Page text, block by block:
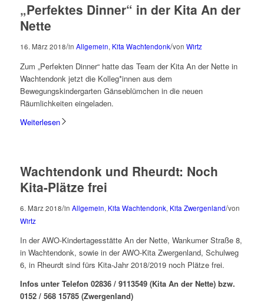
„Perfektes Dinner“ in der Kita An der
Nette
16. März 2018/in Allgemein, Kita Wachtendonk/von Wirtz
Zum „Perfekten Dinner“ hatte das Team der Kita An der Nette in
Wachtendonk jetzt die Kolleg*innen aus dem
Bewegungskindergarten Gänseblümchen in die neuen
Räumlichkeiten eingeladen.
Weiterlesen
Wachtendonk und Rheurdt: Noch
Kita-Plätze frei
6. März 2018/in Allgemein, Kita Wachtendonk, Kita Zwergenland/von
Wirtz
In der AWO-Kindertagesstätte An der Nette, Wankumer Straße 8,
in Wachtendonk, sowie in der AWO-Kita Zwergenland, Schulweg
6, in Rheurdt sind fürs Kita-Jahr 2018/2019 noch Plätze frei.
Infos unter Telefon 02836 / 9113549 (Kita An der Nette) bzw.
0152 / 568 15785 (Zwergenland)